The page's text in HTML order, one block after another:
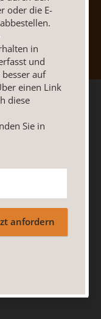
oder die E-
in
und
auf
einen Link
diese
Sie in
anfordern